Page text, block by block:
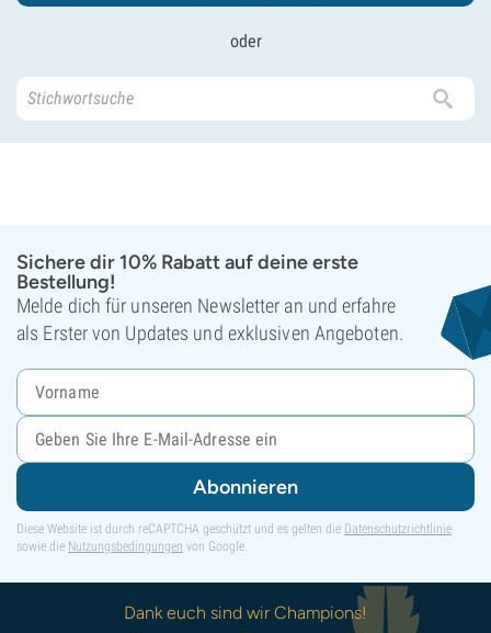
oder
Sichere dir 10% Rabatt auf deine erste
Bestellung!
Melde dich für unseren Newsletter an und erfahre
als Erster von Updates und exklusiven Angeboten.
Abonnieren
Diese Website ist durch reCAPTCHA geschützt und es gelten die Datenschutzrichtlinie
sowie die Nutzungsbedingungen von Google.
Dank euch sind wir Champions!